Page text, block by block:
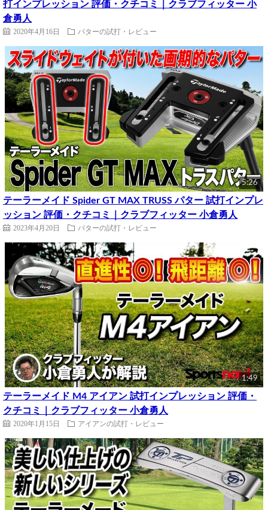
打インプレッション 評価・クチコミ｜クラブフィッター 小
倉勇人
2020年4月16日 パターの試打・レビュー
5:26
テーラーメイド Spider GT MAX TRUSS パター 試打インプレ
ッション 評価・クチコミ｜クラブフィッター 小倉勇人
2023年4月20日 パターの試打・レビュー
1:49
テーラーメイド M4 アイアン 試打インプレッション 評価・
クチコミ｜クラブフィッター 小倉勇人
2020年1月15日 アイアンの試打・レビュー